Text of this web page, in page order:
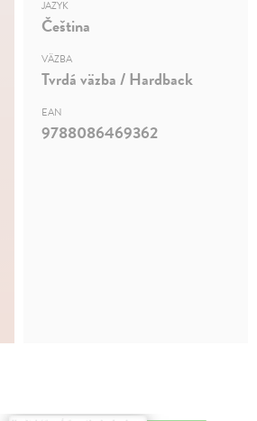
JAZYK
Čeština
VÄZBA
Tvrdá väzba / Hardback
EAN
9788086469362